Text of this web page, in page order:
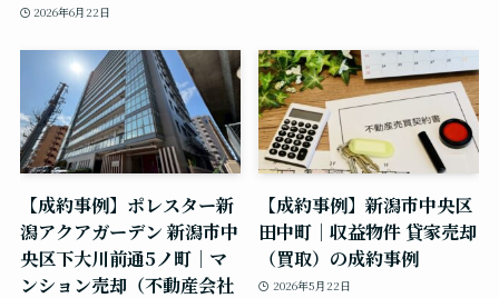
2026年6月22日
【成約事例】ポレスター新
潟アクアガーデン 新潟市中
央区下大川前通5ノ町｜マ
ンション売却（不動産会社
【成約事例】新潟市中央区
田中町｜収益物件 貸家売却
（買取）の成約事例
2026年5月22日